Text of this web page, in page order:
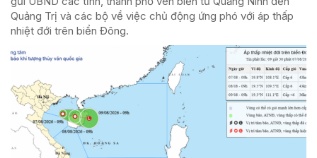
Quảng Trị và các bộ về việc chủ động ứng phó với áp thấp
nhiệt đới trên biển Đông.